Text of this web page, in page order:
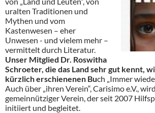
uralten Traditionen und
Mythen und vom
Kastenwesen – eher
Unwesen - und vielem mehr –
vermittelt durch Literatur.
Unser Mitglied Dr. Roswitha
Schroeter, die das Land sehr gut kennt,
kürzlich erschienenen Buch „Immer
Auch über „ihren Verein“, Carisimo e.V.,
gemeinnütziger Verein, der seit 2007
initiiert und begleitet.